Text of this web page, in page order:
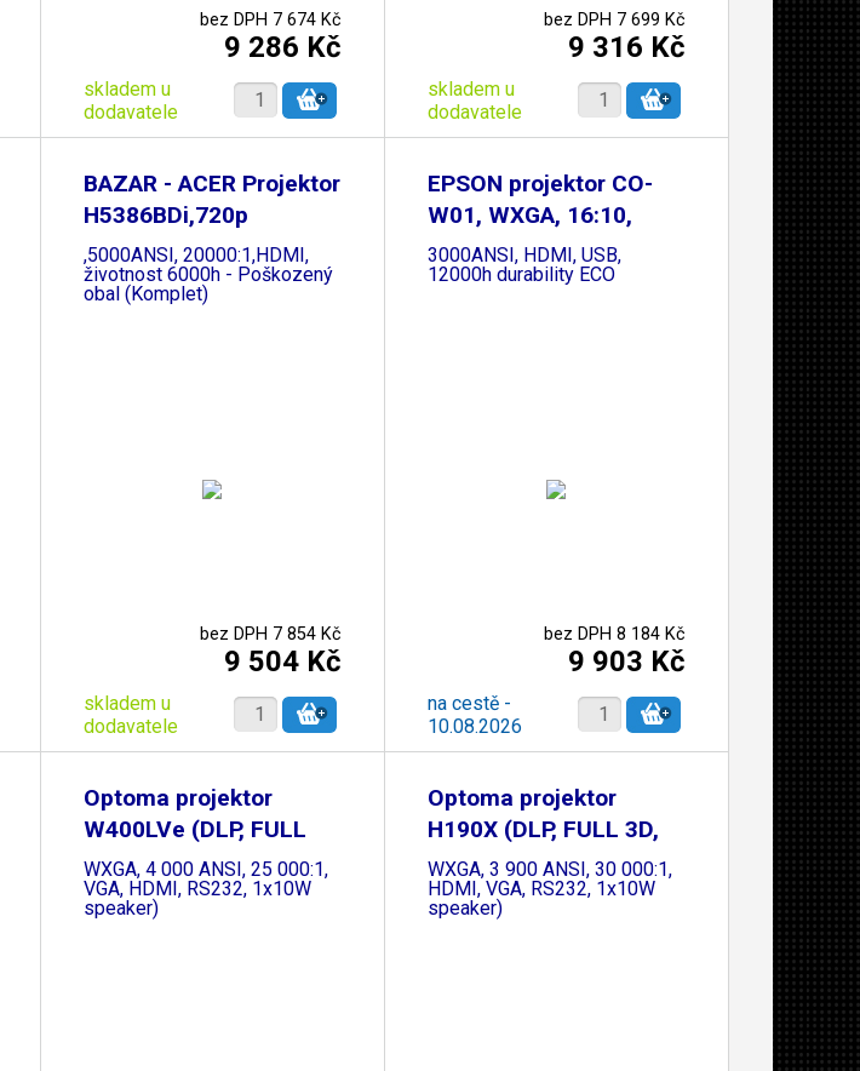
bez DPH 7 674 Kč
9 286 Kč
skladem u
dodavatele
bez DPH 7 699 Kč
9 316 Kč
skladem u
dodavatele
BAZAR - ACER Projektor
H5386BDi,720p
,5000ANSI, 20000:1,HDMI,
životnost 6000h - Poškozený
obal (Komplet)
bez DPH 7 854 Kč
9 504 Kč
skladem u
dodavatele
EPSON projektor CO-
W01, WXGA, 16:10,
3000ANSI, HDMI, USB,
12000h durability ECO
bez DPH 8 184 Kč
9 903 Kč
na cestě -
10.08.2026
Optoma projektor
W400LVe (DLP, FULL
3D,
WXGA, 4 000 ANSI, 25 000:1,
VGA, HDMI, RS232, 1x10W
speaker)
Optoma projektor
H190X (DLP, FULL 3D,
WXGA, 3 900 ANSI, 30 000:1,
HDMI, VGA, RS232, 1x10W
speaker)